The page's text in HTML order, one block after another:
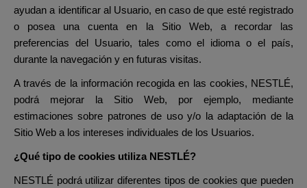
ayudan a identificar al Usuario, en caso de que esté registrado
o posea una cuenta en la Sitio Web, a recordar las
preferencias del Usuario, tales como el idioma o el país,
durante la navegación y en futuras visitas.
A través de la información recogida en las cookies, NESTLÉ,
podrá mejorar la Sitio Web, por ejemplo, mediante
estimaciones sobre patrones de uso y/o la adaptación de la
Sitio Web a los intereses individuales de los Usuarios.
¿Qué tipo de cookies utiliza NESTLÉ?
NESTLÉ podrá utilizar diferentes tipos de cookies que pueden